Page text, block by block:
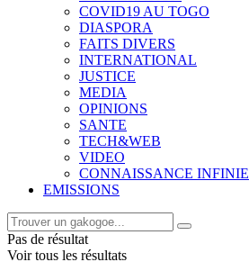
COVID19 AU TOGO
DIASPORA
FAITS DIVERS
INTERNATIONAL
JUSTICE
MEDIA
OPINIONS
SANTE
TECH&WEB
VIDEO
CONNAISSANCE INFINIE
EMISSIONS
Pas de résultat
Voir tous les résultats